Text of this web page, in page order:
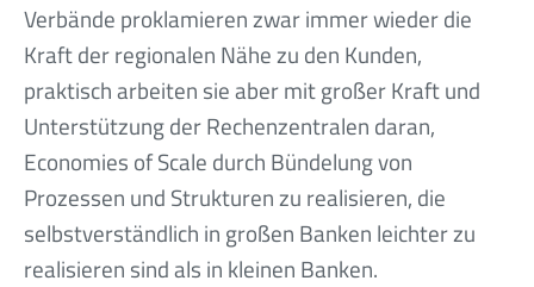
Verbände proklamieren zwar immer wieder die
Kraft der regionalen Nähe zu den Kunden,
praktisch arbeiten sie aber mit großer Kraft und
Unterstützung der Rechenzentralen daran,
Economies of Scale durch Bündelung von
Prozessen und Strukturen zu realisieren, die
selbstverständlich in großen Banken leichter zu
realisieren sind als in kleinen Banken.